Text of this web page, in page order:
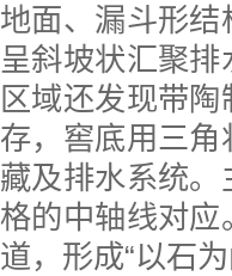
地面、漏斗形
呈斜坡状汇聚
区域还发现带
存，窖底用三
藏及排水系统
格的中轴线对
道，形成“以石